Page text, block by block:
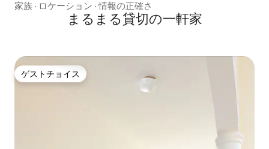
家族 · ロケーション ·情報の正確さ
まるまる貸切の一軒家
ゲストチョイス
ゲストチョイス